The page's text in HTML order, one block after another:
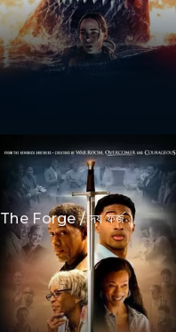
The Forge / দ্য ফর্জ